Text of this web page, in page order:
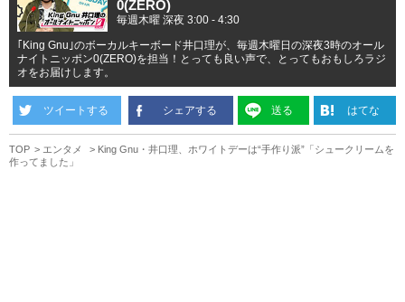
0(ZERO)
毎週木曜 深夜 3:00 - 4:30
｢King Gnu｣のボーカルキーボード井口理が、毎週木曜日の深夜3時のオール
ナイトニッポン0(ZERO)を担当！とっても良い声で、とってもおもしろラジ
オをお届けします。
ツイートする シェアする 送る はてな
TOP エンタメ
King Gnu・井口理、ホワイトデーは“手作り派”「シュークリームを
作ってました」